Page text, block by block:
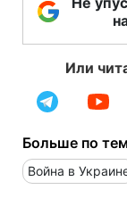
Или
Больше по
Война в